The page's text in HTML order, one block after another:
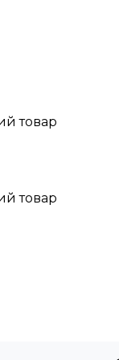
товар
товар